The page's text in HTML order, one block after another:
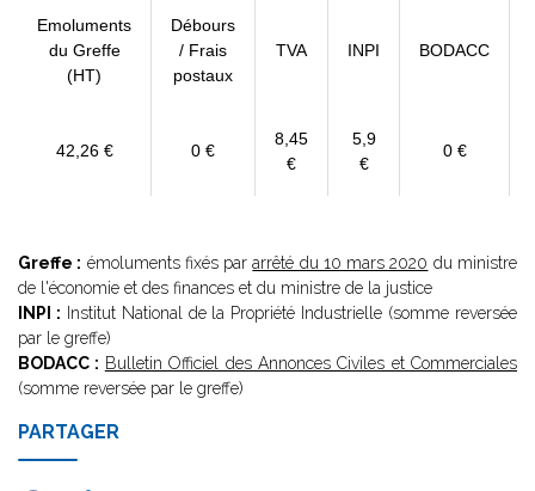
Emoluments
du Greffe
(HT)
Débours
/ Frais
postaux
TVA INPI BODACC
42,26 € 0 €
8,45
€
5,9
€
0 €
Greffe : émoluments fixés pararrêté du 10 mars 2020 du ministre
de l'économie et des finances et du ministre de la justice
INPI : Institut National de la Propriété Industrielle (somme reversée
par le greffe)
BODACC : Bulletin Officiel des Annonces Civiles et Commerciales
(somme reversée par le greffe)
PARTAGER